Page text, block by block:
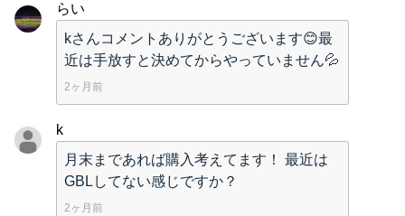
らい
kさんコメントありがとうございます😊最
近は手放すと決めてからやっていません💦
2ヶ月前
k
月末まであれば購入考えてます！ 最近は
GBLしてない感じですか？
2ヶ月前